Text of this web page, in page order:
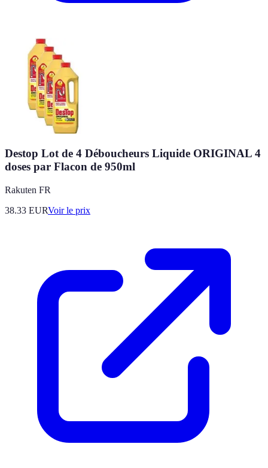
Destop Lot de 4 Déboucheurs Liquide ORIGINAL 4
doses par Flacon de 950ml
Rakuten FR
38.33 EURVoir le prix